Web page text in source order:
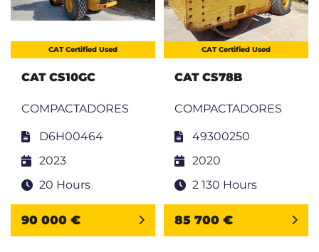
CAT Certified Used
CAT CS10GC
COMPACTADORES
D6H00464
2023
20 Hours
90 000 €
CAT Certified Used
CAT CS78B
COMPACTADORES
49300250
2020
2 130 Hours
85 700 €